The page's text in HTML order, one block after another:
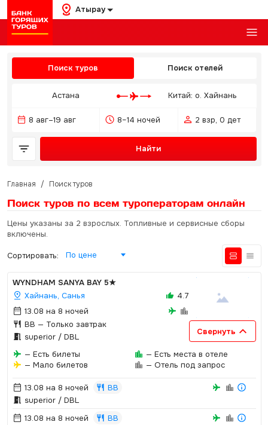
Атырау
Поиск туров Поиск отелей
Астана Китай: о. Хайнань
8 авг–19 авг 8–14 ночей 2 взр, 0 дет
Найти
Главная / Поиск туров
Поиск туров по всем туроператорам онлайн
Цены указаны за 2 взрослых. Топливные и сервисные сборы
включены.
Сортировать: По цене
WYNDHAM SANYA BAY 5★
Хайнань, Санья
13.08 на 8 ночей
BB — Только завтрак
4.7
superior / DBL
Свернуть
— Есть билеты
— Мало билетов
— Есть места в отеле
— Отель под запрос
13.08 на 8 ночей
BB
superior / DBL
13.08 на 8 ночей
BB